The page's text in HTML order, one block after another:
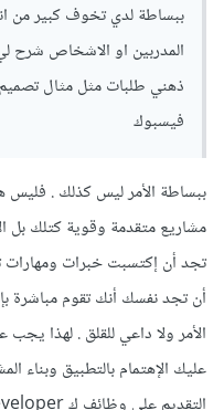
ببساطة لدي تخوف كبير من
المدربين او الاشخاص شرح
ذهني طلبات مثل مثال
فيسبوك
ببساطة الأمر ليس كذلك . فليس
مشاريع متقدمة وقوية كتلك بل
تجد أن إكتسبت خبرات ومهارات
أن تجد نفسك أنك تقوم مباشرة
الأمر ولا داعي للقلق . لهذا
عليك الإهتمام بالتطبيق وبناء